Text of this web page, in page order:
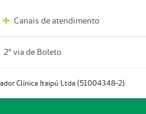
Canais de atendimento
2º via de Boleto
Clínica Itaipú Ltda (51004348-2)